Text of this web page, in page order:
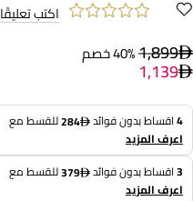
اكتب تعليقًا
1,89940% خصم
1,139
4اقساط بدون فوائد 284للقسط مع
اعرف المزيد
3اقساط بدون فوائد 379للقسط مع
اعرف المزيد